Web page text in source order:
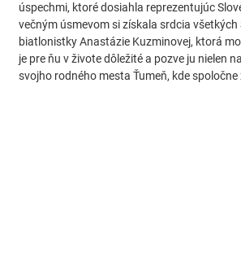
úspechmi, ktoré dosiahla reprezentujúc
večným úsmevom si získala srdcia
biatlonistky Anastázie Kuzminovej, ktorá
je pre ňu v živote dôležité a pozve ju nielen
svojho rodného mesta Ťumeň, kde